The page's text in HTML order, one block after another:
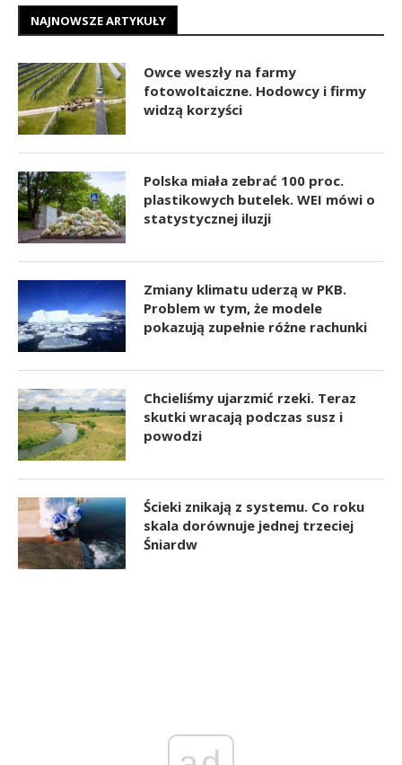
NAJNOWSZE ARTYKUŁY
Owce weszły na farmy
fotowoltaiczne. Hodowcy i firmy
widzą korzyści
Polska miała zebrać 100 proc.
plastikowych butelek. WEI mówi o
statystycznej iluzji
Zmiany klimatu uderzą w PKB.
Problem w tym, że modele
pokazują zupełnie różne rachunki
Chcieliśmy ujarzmić rzeki. Teraz
skutki wracają podczas susz i
powodzi
Ścieki znikają z systemu. Co roku
skala dorównuje jednej trzeciej
Śniardw